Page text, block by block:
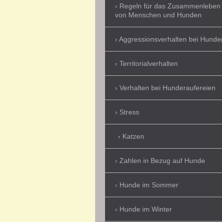
Regeln für das Zusammenleben
von Menschen und Hunden
Aggressionsverhalten bei
Territorialverhalten
Verhalten bei Hunderaufereien
Stress
Katzen
Zahlen in Bezug auf Hunde
Hunde im Sommer
Hunde im Winter